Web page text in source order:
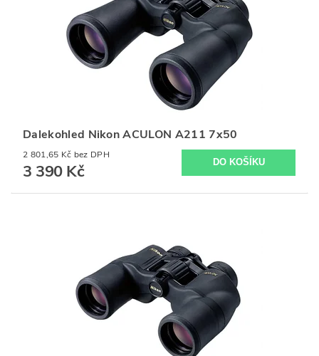
Dalekohled Nikon ACULON A211 7x50
2 801,65 Kč bez DPH
3 390 Kč